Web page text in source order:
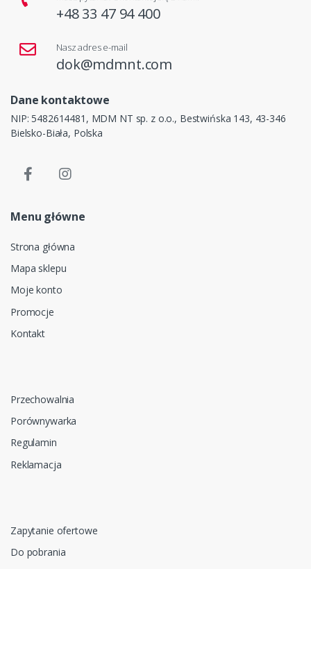
+48 33 47 94 400
Nasz adres e-mail
dok@mdmnt.com
Dane kontaktowe
NIP: 5482614481, MDM NT sp. z o.o., Bestwińska 143, 43-346
Bielsko-Biała, Polska
Menu główne
Strona główna
Mapa sklepu
Moje konto
Promocje
Kontakt
Przechowalnia
Porównywarka
Regulamin
Reklamacja
Zapytanie ofertowe
Do pobrania